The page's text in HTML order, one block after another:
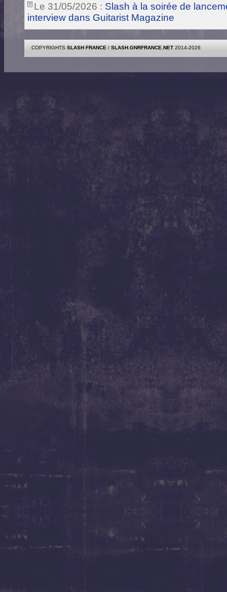
Le 31/05/2026 : Slash à la soirée de
interview dans Guitarist Magazine
COPYRIGHTS SLASH FRANCE / SLASH.GNRFRANCE.NET 2014-2026